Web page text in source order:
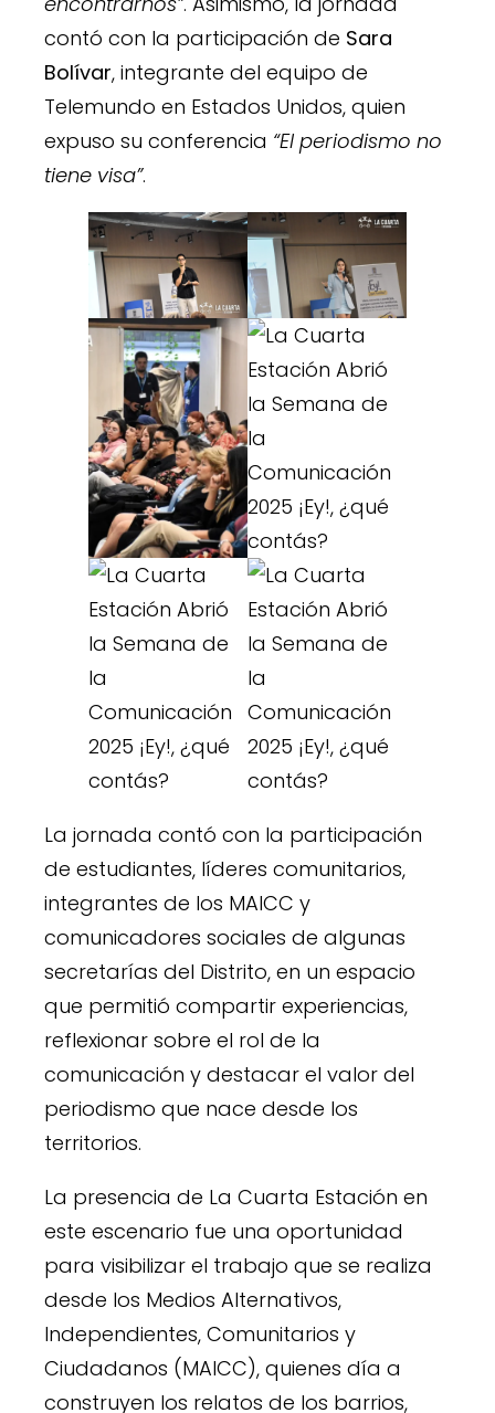
contó con la participación de Sara
Bolívar, integrante del equipo de
Telemundo en Estados Unidos, quien
expuso su conferencia “El periodismo no
tiene visa”.
La jornada contó con la participación
de estudiantes, líderes comunitarios,
integrantes de los MAICC y
comunicadores sociales de algunas
secretarías del Distrito, en un espacio
que permitió compartir experiencias,
reflexionar sobre el rol de la
comunicación y destacar el valor del
periodismo que nace desde los
territorios.
La presencia de La Cuarta Estación en
este escenario fue una oportunidad
para visibilizar el trabajo que se realiza
desde los Medios Alternativos,
Independientes, Comunitarios y
Ciudadanos (MAICC), quienes día a
construyen los relatos de los barrios,